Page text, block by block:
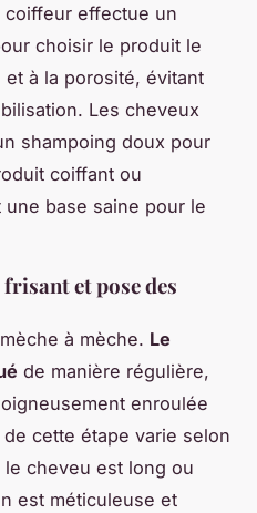
coiffeur effectue un
choisir le produit le
à la porosité, évitant
Les cheveux
shampoing doux pour
coiffant ou
une base saine pour le
et pose des
à mèche. Le
de manière régulière,
enroulée
cette étape varie selon
cheveu est long ou
est méticuleuse et